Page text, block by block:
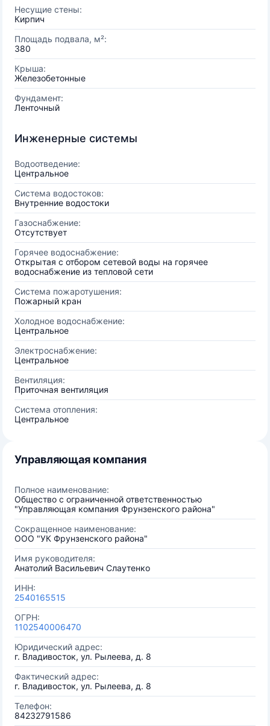
Несущие стены:
Кирпич
Площадь подвала, м²:
380
Крыша:
Железобетонные
Фундамент:
Ленточный
Инженерные системы
Водоотведение:
Центральное
Система водостоков:
Внутренние водостоки
Газоснабжение:
Отсутствует
Горячее водоснабжение:
Открытая с отбором сетевой воды на горячее
водоснабжение из тепловой сети
Система пожаротушения:
Пожарный кран
Холодное водоснабжение:
Центральное
Электроснабжение:
Центральное
Вентиляция:
Приточная вентиляция
Система отопления:
Центральное
Управляющая компания
Полное наименование:
Общество с ограниченной ответственностью
"Управляющая компания Фрунзенского района"
Сокращенное наименование:
ООО "УК Фрунзенского района"
Имя руководителя:
Анатолий Васильевич Слаутенко
ИНН:
2540165515
ОГРН:
1102540006470
Юридический адрес:
г. Владивосток, ул. Рылеева, д. 8
Фактический адрес:
г. Владивосток, ул. Рылеева, д. 8
Телефон:
84232791586